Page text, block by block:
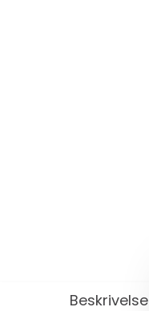
Beskrivelse